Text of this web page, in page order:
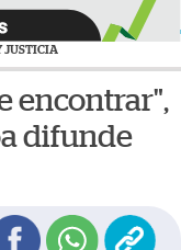
JUSTICIA
encontrar",
difunde